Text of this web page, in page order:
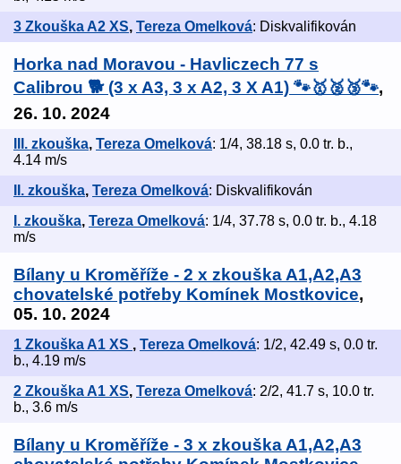
3 Zkouška A2 XS, Tereza Omelková: Diskvalifikován
Horka nad Moravou - Havliczech 77 s
Calibrou 🐕 (3 x A3, 3 x A2, 3 X A1) 🐾🥇🥈🥉🐾,
26. 10. 2024
III. zkouška, Tereza Omelková: 1/4, 38.18 s, 0.0 tr. b.,
4.14 m/s
II. zkouška, Tereza Omelková: Diskvalifikován
I. zkouška, Tereza Omelková: 1/4, 37.78 s, 0.0 tr. b., 4.18
m/s
Bílany u Kroměříže - 2 x zkouška A1,A2,A3
chovatelské potřeby Komínek Mostkovice,
05. 10. 2024
1 Zkouška A1 XS , Tereza Omelková: 1/2, 42.49 s, 0.0 tr.
b., 4.19 m/s
2 Zkouška A1 XS, Tereza Omelková: 2/2, 41.7 s, 10.0 tr.
b., 3.6 m/s
Bílany u Kroměříže - 3 x zkouška A1,A2,A3